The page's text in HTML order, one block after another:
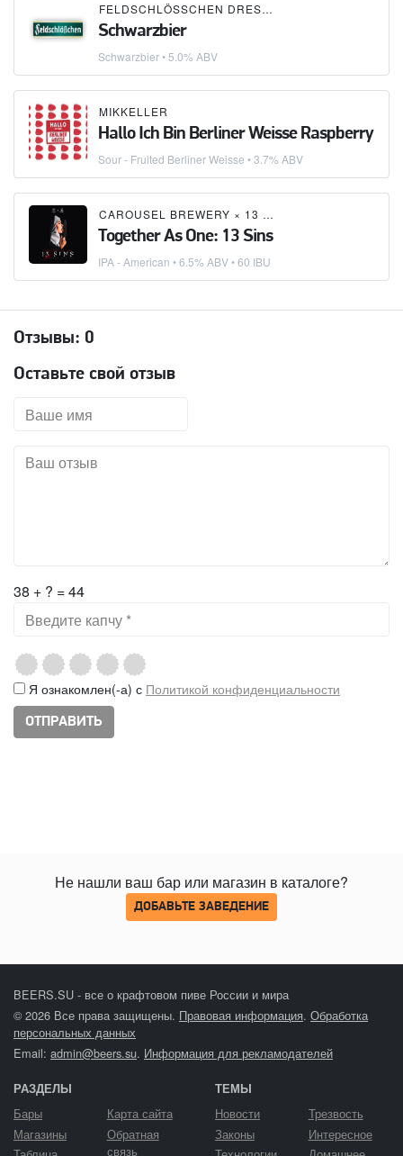
FELDSCHLÖSSCHEN DRESDEN
Schwarzbier
Schwarzbier• 5.0% ABV
MIKKELLER
Hallo Ich Bin Berliner Weisse Raspberry
Sour - Fruited Berliner Weisse • 3.7% ABV
CAROUSEL BREWERY × 13 LITAR
Together As One: 13 Sins
IPA - American • 6.5% ABV • 60 IBU
Отзывы: 0
Оставьте свой отзыв
38 + ? = 44
Я ознакомлен(-а) с Политикой конфиденциальности
Не нашли ваш бар или магазин в каталоге?
ДОБАВЬТЕ ЗАВЕДЕНИЕ
BEERS.SU - все о крафтовом пиве России и мира
© 2026 Все права защищены. Правовая информация. Обработка
персональных данных
Email: admin@beers.su. Информация для рекламодателей
РАЗДЕЛЫ
Бары
Магазины
Карта сайта
Обратная
связь
ТЕМЫ
Новости
Законы
Трезвость
Интересное